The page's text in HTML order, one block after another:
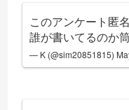
このアンケート匿
誰が書いてるのか
— K (@sim20851815)